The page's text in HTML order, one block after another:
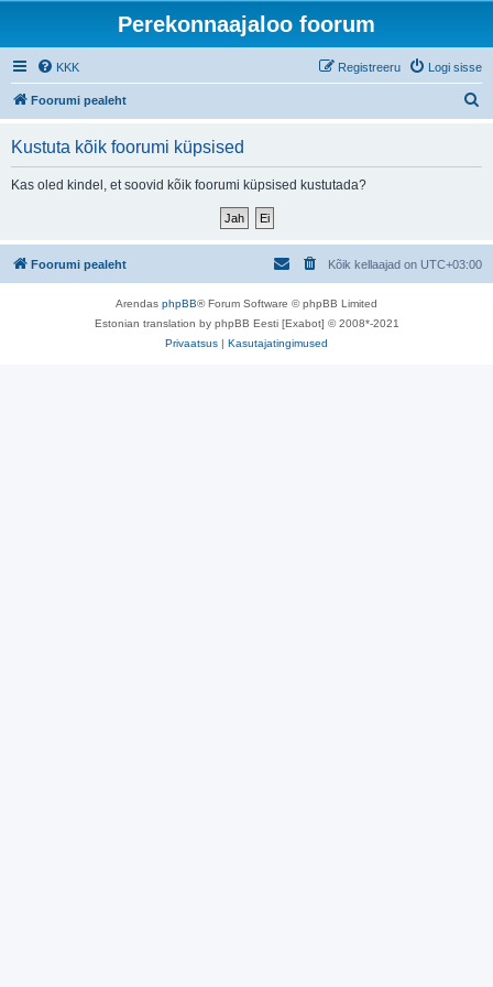
Perekonnaajaloo foorum
KKK Logi sisse
Registreeru
Foorumi pealeht
Kustuta kõik foorumi küpsised
Kas oled kindel, et soovid kõik foorumi küpsised kustutada?
Foorumi pealeht Kõik kellaajad on UTC+03:00
Arendas phpBB® Forum Software © phpBB Limited
Estonian translation by phpBB Eesti [Exabot] © 2008*-2021
Privaatsus | Kasutajatingimused